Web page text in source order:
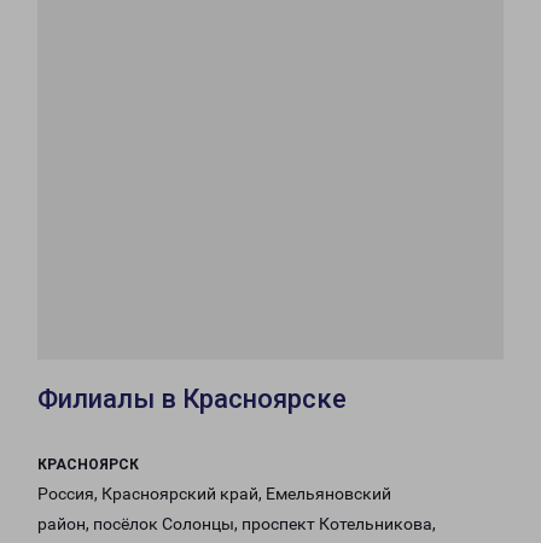
Филиалы в Красноярске
КРАСНОЯРСК
Россия, Красноярский край, Емельяновский
район, посёлок Солонцы, проспект Котельникова,